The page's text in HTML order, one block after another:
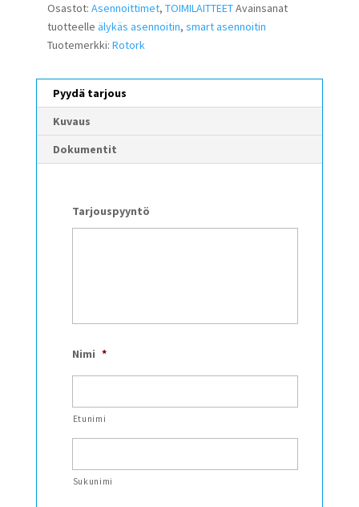
Osastot: Asennoittimet, TOIMILAITTEETAvainsanat
tuotteelle älykäs asennoitin, smart asennoitin
Tuotemerkki: Rotork
Pyydä tarjous
Kuvaus
Dokumentit
Tarjouspyyntö
Nimi *
Etunimi
Sukunimi